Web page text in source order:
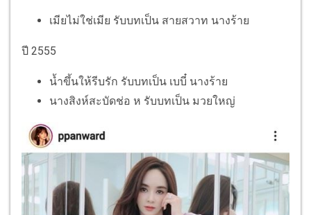
เมียไม่ใช่เมีย รับบทเป็น สายสวาท นางร้าย
ปี 2555
น้ำขึ้นให้รีบรัก รับบทเป็น เบบี๋ นางร้าย
นางสิงห์สะบัดช่อ ห รับบทเป็น มวยใหญ่